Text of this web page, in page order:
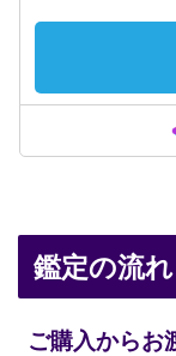
鑑定の流
ご購入からお